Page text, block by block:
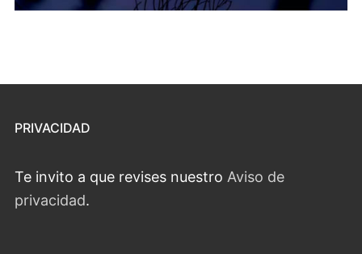
PRIVACIDAD
Te invito a que revises nuestro Aviso de
privacidad.